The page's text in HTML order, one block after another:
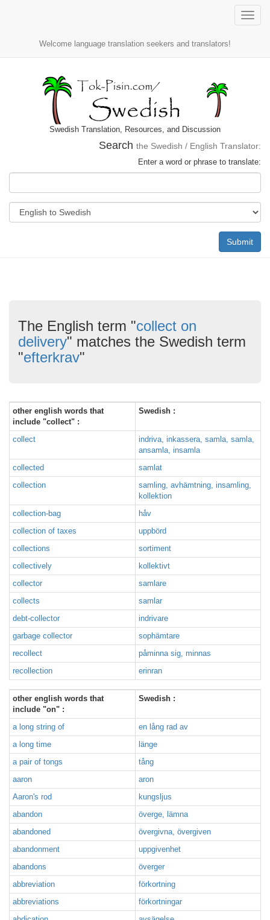
Toggle
Welcome language translation seekers and translators!
Swedish Translation, Resources, and Discussion
Search the Swedish / English Translator:
Enter a word or phrase to translate:
Submit
The English term "collect on
delivery" matches the Swedish term
"efterkrav"
other english words that
include "collect" :
Swedish :
collect
indriva, inkassera, samla, samla,
ansamla, insamla
collected
samlat
collection
samling, avhämtning, insamling,
kollektion
collection-bag
håv
collection of taxes
uppbörd
collections
sortiment
collectively
kollektivt
collector
samlare
collects
samlar
debt-collector
indrivare
garbage collector
sophämtare
recollect
påminna sig, minnas
recollection
erinran
other english words that
include "on" :
Swedish :
a long string of
en lång rad av
a long time
länge
a pair of tongs
tång
aaron
aron
Aaron's rod
kungsljus
abandon
överge, lämna
abandoned
övergivna, övergiven
abandonment
uppgivenhet
abandons
överger
abbreviation
förkortning
abbreviations
förkortningar